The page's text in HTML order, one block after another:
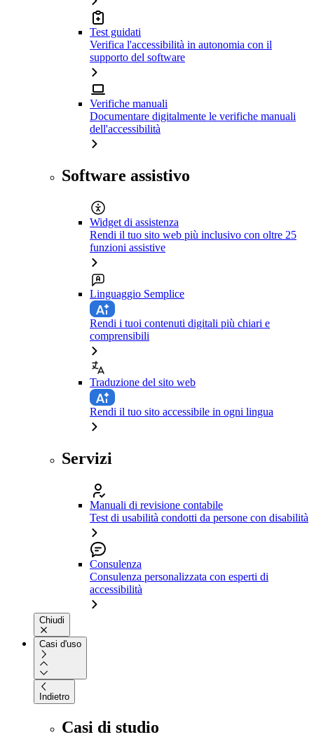
Test guidati
Verifica l'accessibilità in autonomia con il
supporto del software
Verifiche manuali
Documentare digitalmente le verifiche manuali
dell'accessibilità
Software assistivo
Widget di assistenza
Rendi il tuo sito web più inclusivo con oltre 25
funzioni assistive
Linguaggio Semplice
Rendi i tuoi contenuti digitali più chiari e
comprensibili
Traduzione del sito web
Rendi il tuo sito accessibile in ogni lingua
Servizi
Manuali di revisione contabile
Test di usabilità condotti da persone con disabilità
Consulenza
Consulenza personalizzata con esperti di
accessibilità
Chiudi
Casi d'uso
Indietro
Casi di studio